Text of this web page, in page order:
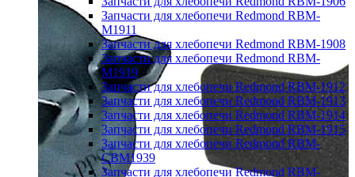
Запчасти для хлебопечи Redmond RBM-
M1911
Запчасти для хлебопечи Redmond RBM-1908
Запчасти для хлебопечи Redmond RBM-
M1919
Запчасти для хлебопечи Redmond RBM-1912
Запчасти для хлебопечи Redmond RBM-1913
Запчасти для хлебопечи Redmond RBM-1914
Запчасти для хлебопечи Redmond RBM-1915
Запчасти для хлебопечи Redmond RBM-
CBM1939
Запчасти для хлебопечи Redmond RBM-